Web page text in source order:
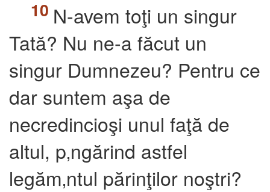
N-avem toţi un singur
Tată? Nu ne-a făcut un
singur Dumnezeu? Pentru ce
dar suntem aşa de
necredincioşi unul faţă de
altul, p‚ngărind astfel
legăm‚ntul părinţilor noştri?